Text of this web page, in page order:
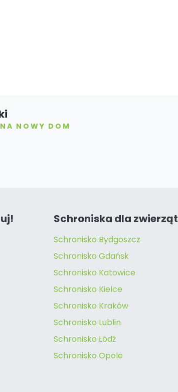
NOWY DOM
Schroniska dla zwierząt
Schronisko Bydgoszcz
Schronisko Gdańsk
Schronisko Katowice
Schronisko Kielce
Schronisko Kraków
Schronisko Lublin
Schronisko Łódź
Schronisko Opole